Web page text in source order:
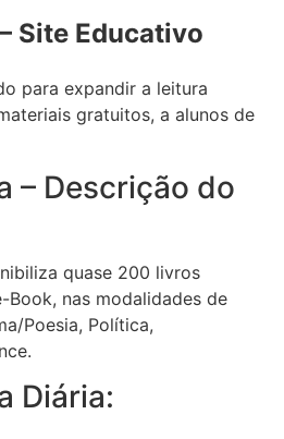
Site Educativo
para expandir a leitura
gratuitos, a alunos de
– Descrição do
quase 200 livros
nas modalidades de
Poesia, Política,
Diária: